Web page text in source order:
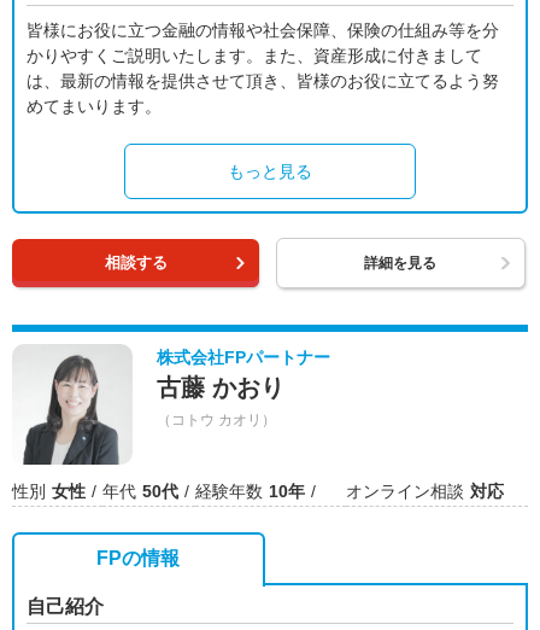
皆様にお役に立つ金融の情報や社会保障、保険の仕組み等を分
かりやすくご説明いたします。また、資産形成に付きまして
は、最新の情報を提供させて頂き、皆様のお役に立てるよう努
めてまいります。
もっと見る
相談する 詳細を見る
株式会社FPパートナー
古藤 かおり
（コトウ カオリ）
性別 女性 年代 50代 経験年数 10年 オンライン相談 対応
FPの情報
自己紹介